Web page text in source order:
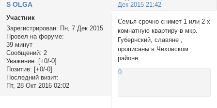
Дек 2015 21:42
S OLGA
Участник
Зарегистрирован: Пн, 7 Дек 2015
Провел на форуме:
39 минут
Сообщений: 2
Уважение: [+0/-0]
Позитив: [+0/-0]
Последний визит:
Пт, 28 Окт 2016 02:02
Семья срочно снимет 1 или 2-х
комнатную квартиру в мкр.
Губернский, славяне ,
прописаны в Чеховском
районе.
0